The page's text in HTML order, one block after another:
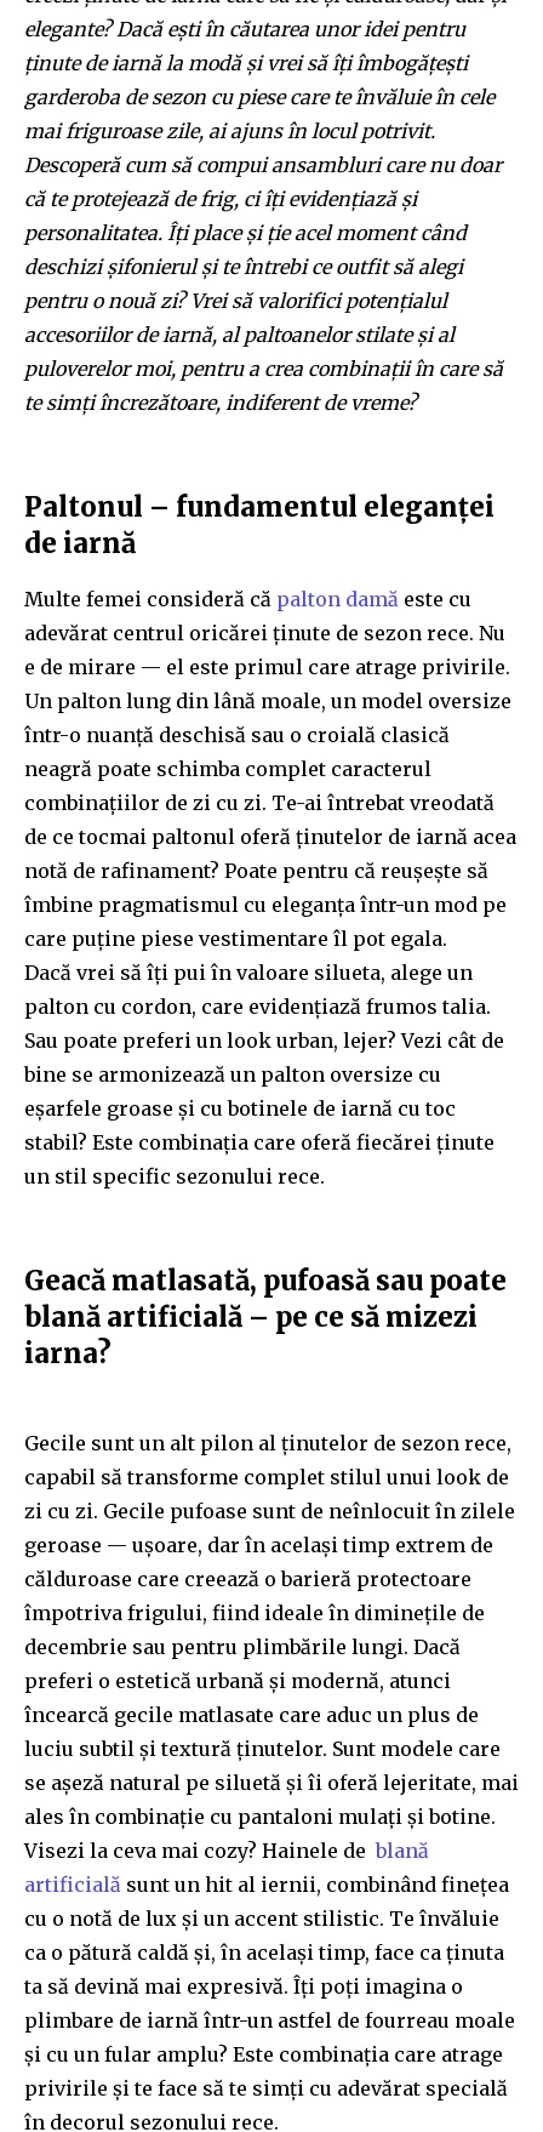
elegante? Dacă ești în căutarea unor idei pentru
ținute de iarnă la modă și vrei să îți îmbogățești
garderoba de sezon cu piese care te învăluie în cele
mai friguroase zile, ai ajuns în locul potrivit.
Descoperă cum să compui ansambluri care nu doar
că te protejează de frig, ci îți evidențiază și
personalitatea. Îți place și ție acel moment când
deschizi șifonierul și te întrebi ce outfit să alegi
pentru o nouă zi? Vrei să valorifici potențialul
accesoriilor de iarnă, al paltoanelor stilate și al
puloverelor moi, pentru a crea combinații în care să
te simți încrezătoare, indiferent de vreme?
Paltonul – fundamentul eleganței
de iarnă
Multe femei consideră că palton damă este cu
adevărat centrul oricărei ținute de sezon rece. Nu
e de mirare — el este primul care atrage privirile.
Un palton lung din lână moale, un model oversize
într-o nuanță deschisă sau o croială clasică
neagră poate schimba complet caracterul
combinațiilor de zi cu zi. Te-ai întrebat vreodată
de ce tocmai paltonul oferă ținutelor de iarnă acea
notă de rafinament? Poate pentru că reușește să
îmbine pragmatismul cu eleganța într-un mod pe
care puține piese vestimentare îl pot egala.
Dacă vrei să îți pui în valoare silueta, alege un
palton cu cordon, care evidențiază frumos talia.
Sau poate preferi un look urban, lejer? Vezi cât de
bine se armonizează un palton oversize cu
eșarfele groase și cu botinele de iarnă cu toc
stabil? Este combinația care oferă fiecărei ținute
un stil specific sezonului rece.
Geacă matlasată, pufoasă sau poate
blană artificială – pe ce să mizezi
iarna?
Gecile sunt un alt pilon al ținutelor de sezon rece,
capabil să transforme complet stilul unui look de
zi cu zi. Gecile pufoase sunt de neînlocuit în zilele
geroase — ușoare, dar în același timp extrem de
călduroase care creează o barieră protectoare
împotriva frigului, fiind ideale în diminețile de
decembrie sau pentru plimbările lungi. Dacă
preferi o estetică urbană și modernă, atunci
încearcă gecile matlasate care aduc un plus de
luciu subtil și textură ținutelor. Sunt modele care
se așeză natural pe siluetă și îi oferă lejeritate, mai
ales în combinație cu pantaloni mulați și botine.
Visezi la ceva mai cozy? Hainele deblană
artificială sunt un hit al iernii, combinând finețea
cu o notă de lux și un accent stilistic. Te învăluie
ca o pătură caldă și, în același timp, face ca ținuta
ta să devină mai expresivă. Îți poți imagina o
plimbare de iarnă într-un astfel de fourreau moale
și cu un fular amplu? Este combinația care atrage
privirile și te face să te simți cu adevărat specială
în decorul sezonului rece.